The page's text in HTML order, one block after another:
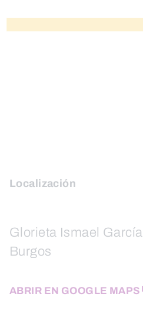
Localización
Glorieta Ismael
Burgos
ABRIR EN GOOGLE MAPS